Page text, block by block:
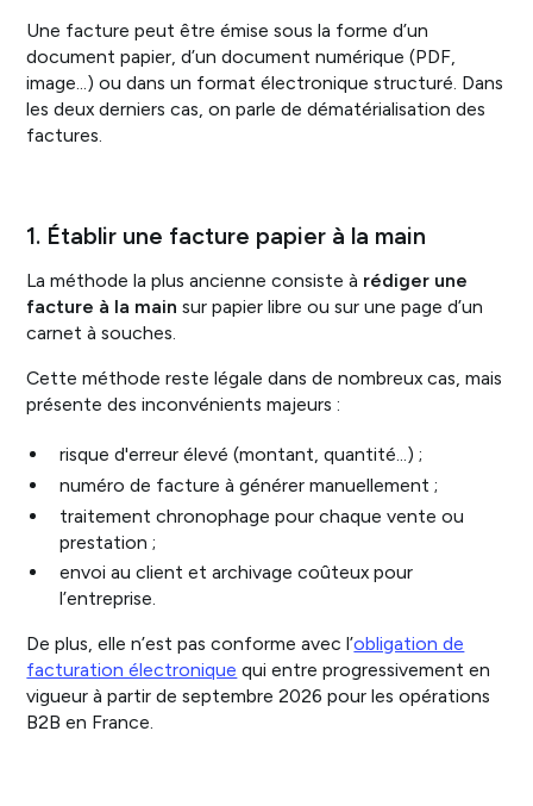
Une facture peut être émise sous la forme d’un
document papier, d’un document numérique (PDF,
image…) ou dans un format électronique structuré. Dans
les deux derniers cas, on parle de dématérialisation des
factures.
1. Établir une facture papier à la main
La méthode la plus ancienne consiste à rédiger une
facture à la main sur papier libre ou sur une page d’un
carnet à souches.
Cette méthode reste légale dans de nombreux cas, mais
présente des inconvénients majeurs :
risque d'erreur élevé (montant, quantité…) ;
numéro de facture à générer manuellement ;
traitement chronophage pour chaque vente ou
prestation ;
envoi au client et archivage coûteux pour
l’entreprise.
De plus, elle n’est pas conforme avec l’obligation de
facturation électronique qui entre progressivement en
vigueur à partir de septembre 2026 pour les opérations
B2B en France.